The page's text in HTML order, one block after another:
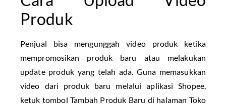
Produk
Penjual bisa mengunggah video produk ketika
mempromosikan produk baru atau melakukan
update produk yang telah ada. Guna memasukkan
video dari produk baru melalui aplikasi Shopee,
ketuk tombol Tambah Produk Baru di halaman Toko